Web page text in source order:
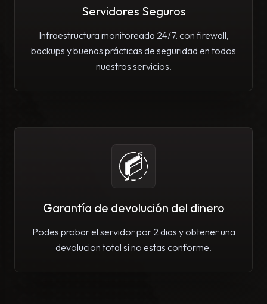
Servidores Seguros
Infraestructura monitoreada 24/7, con firewall,
backups y buenas prácticas de seguridad en todos
nuestros servicios.
Garantía de devolución del dinero
Podes probar el servidor por 2 dias y obtener una
devolucion total si no estas conforme.